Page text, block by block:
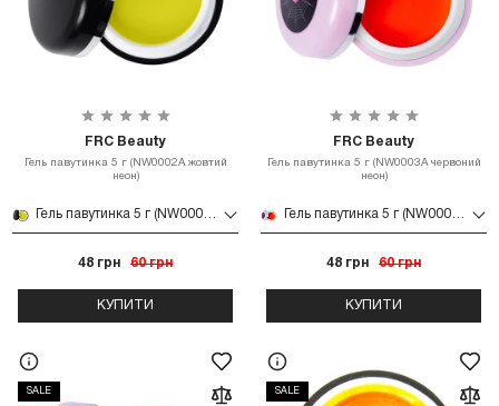
FRC Beauty
Гель павутинка 5 г (NW0002A жовтий
неон)
Гель павутинка 5 г (NW0002A жовтий неон)
48 грн 60 грн
КУПИТИ
FRC Beauty
Гель павутинка 5 г (NW0003A червоний
неон)
Гель павутинка 5 г (NW0003A червоний неон)
48 грн 60 грн
КУПИТИ
SALE SALE